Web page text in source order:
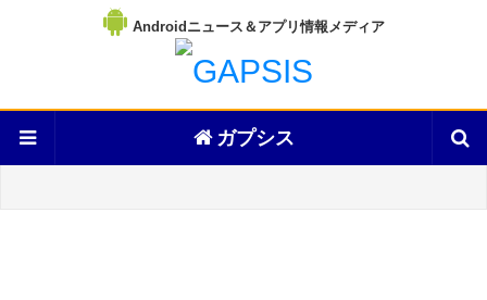
Androidニュース＆アプリ情報メディア
ガプシス